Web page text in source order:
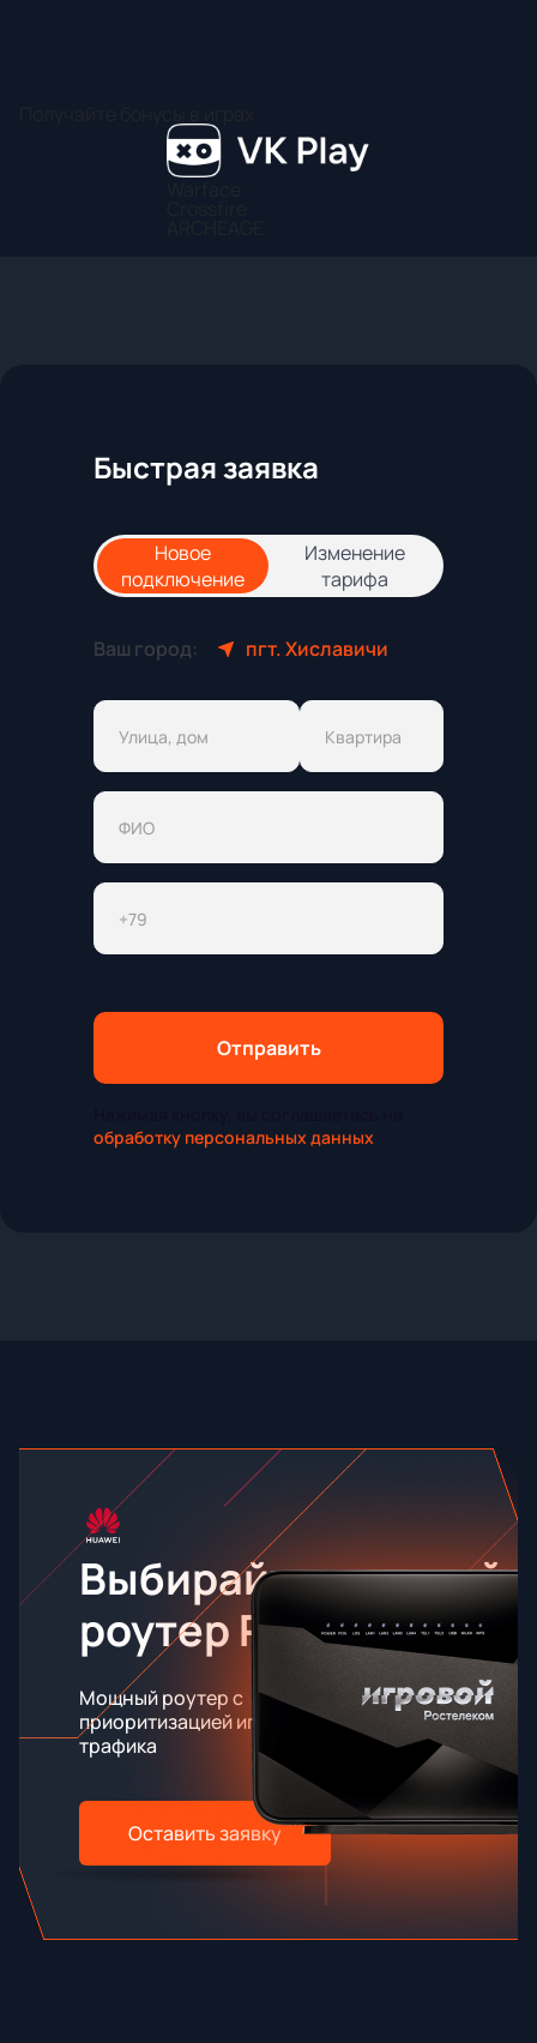
Быстрая заявка
Новое
подключение
Изменение
тарифа
Ваш город: пгт. Хиславичи
Отправить
обработку персональных данных
Выбирайте игровой
роутер RT-X
Мощный роутер с
приоритизацией игрового
трафика
Оставить заявку